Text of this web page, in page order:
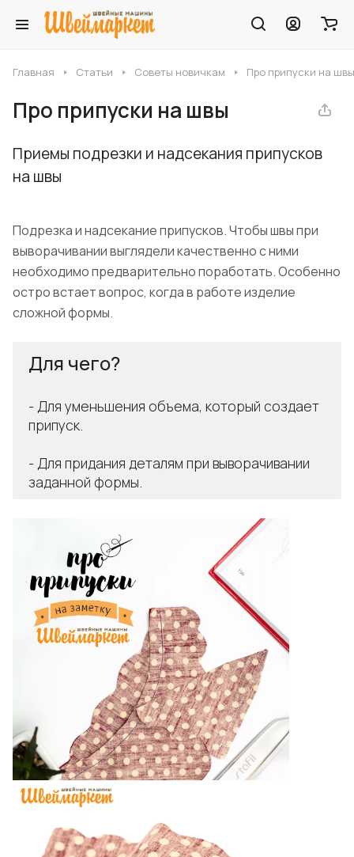
Главная Статьи Советы новичкам Про припуски на швы
Про припуски на швы
Приемы подрезки и надсекания припусков
на швы
Подрезка и надсекание припусков. Чтобы швы при
выворачивании выглядели качественно с ними
необходимо предварительно поработать. Особенно
остро встает вопрос, когда в работе изделие
сложной формы.
Для чего?
- Для уменьшения объема, который создает
припуск.
- Для придания деталям при выворачивании
заданной формы.